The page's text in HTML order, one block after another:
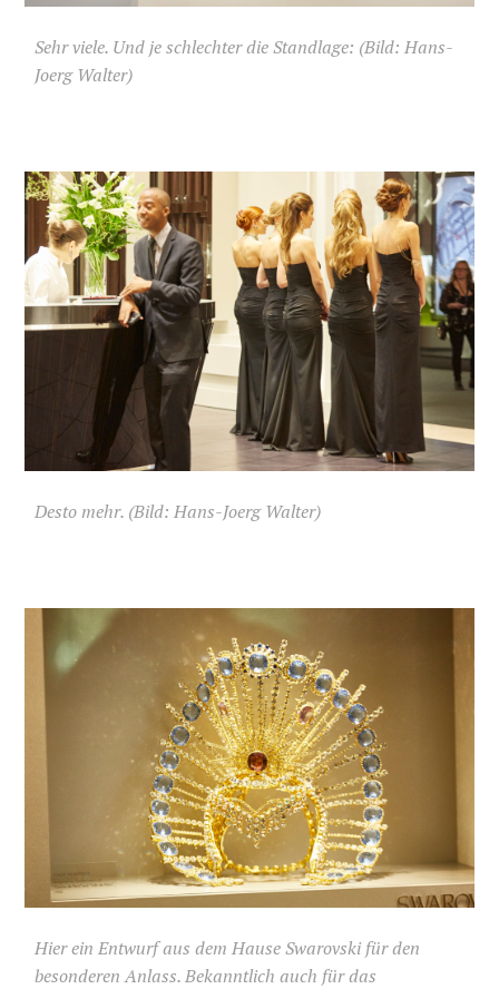
Sehr viele. Und je schlechter die Standlage: (Bild: Hans-
Joerg Walter)
Desto mehr. (Bild: Hans-Joerg Walter)
Hier ein Entwurf aus dem Hause Swarovski für den
besonderen Anlass. Bekanntlich auch für das